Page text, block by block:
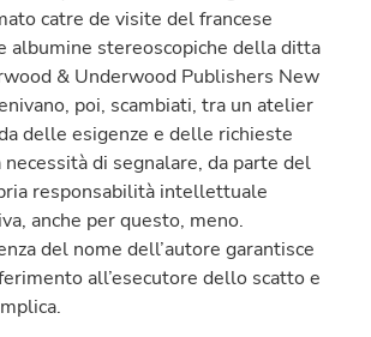
catre de visite del francese
albumine stereoscopiche della ditta
& Underwood Publishers New
poi, scambiati, tra un atelier
delle esigenze e delle richieste
di segnalare, da parte del
responsabilità intellettuale
anche per questo, meno.
del nome dell’autore garantisce
all’esecutore dello scatto e